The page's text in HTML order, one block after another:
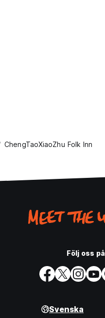
ChengTaoXiaoZhu Folk Inn
Följ oss på
Svenska